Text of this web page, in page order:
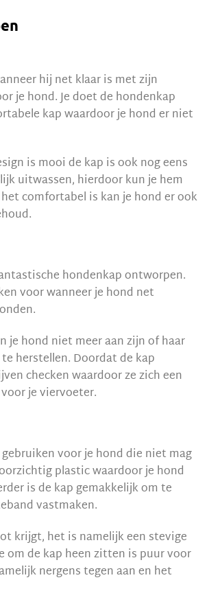
hij net klaar is met zijn
je hond. Je doet de hondenkap
kap waardoor je hond er niet
is mooi de kap is ook nog eens
uitwassen, hierdoor kun je hem
comfortabel is kan je hond er ook
hondenkap ontworpen.
voor wanneer je hond net
je hond niet meer aan zijn of haar
herstellen. Doordat de kap
checken waardoor ze zich een
je viervoeter.
voor je hond die niet mag
plastic waardoor je hond
is de kap gemakkelijk om te
vastmaken.
krijgt, het is namelijk een stevige
om de kap heen zitten is puur voor
nergens tegen aan en het